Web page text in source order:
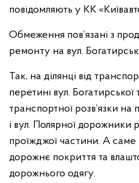
повідомляють у КК
Обмеження пов’язані з
ремонту на вул.
Так, на ділянці від
перетині вул. Богатирської
транспортної розв’язки на
і вул. Полярної дорожники
проїжджої частини. А
дорожнє покриття та
дорожнього одягу.